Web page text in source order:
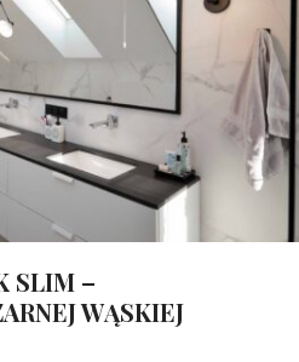
SLIM –
WĄSKIEJ